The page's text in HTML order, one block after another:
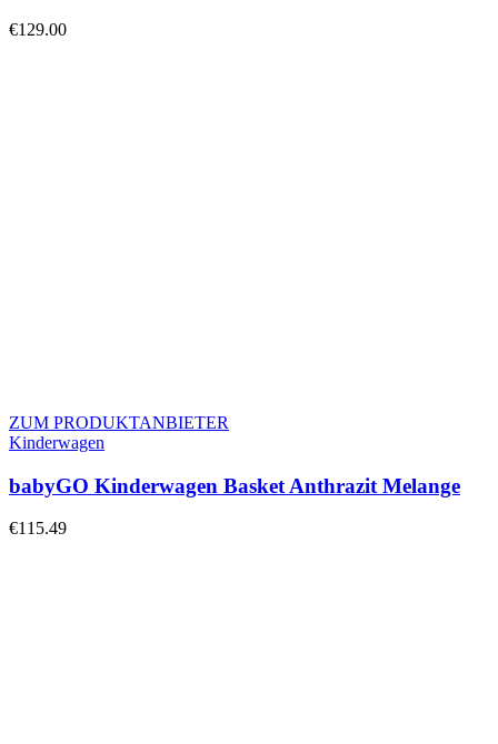
€129.00
ZUM PRODUKTANBIETER
Kinderwagen
babyGO Kinderwagen Basket Anthrazit Melange
€115.49